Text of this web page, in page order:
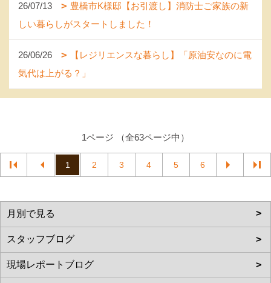
26/07/13
豊橋市K様邸【お引渡し】消防士ご家族の新
しい暮らしがスタートしました！
26/06/26
【レジリエンスな暮らし】「原油安なのに電
気代は上がる？」
1ページ （全63ページ中）
1 2 3 4 5 6